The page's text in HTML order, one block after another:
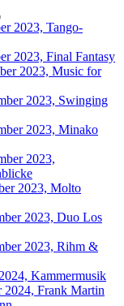
2023, Tango-
2023, Final Fantasy
2023, Music for
2023, Swinging
2023, Minako
2023,
2023, Molto
2023, Duo Los
2023, Rihm &
Kammermusik
2024, Frank Martin